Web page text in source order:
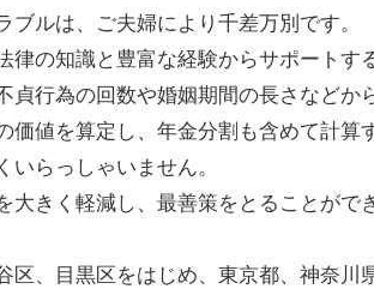
ルは、ご夫婦により千差万別です。
の知識と豊富な経験からサポートす
行為の回数や婚姻期間の長さなどか
値を算定し、年金分割も含めて計算
らっしゃいません。
きく軽減し、最善策をとることがで
区、目黒区をはじめ、東京都、神奈